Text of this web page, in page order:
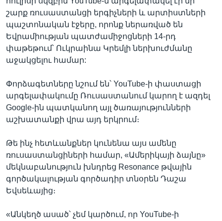
շարք ռուսաստանցի երգիչների և արտիստների
պաշտոնական էջերը, որոնք ներառված են
Եվրամիության պատժամիջոցների 14-րդ
փաթեթում՝ Ուկրաինա Կրեմլի ներխուժմանը
աջակցելու համար:
Փորձագետները նշում են՝ YouTube-ի փաստացի
արգելափակումը Ռուսաստանում կարող է ազդել
Google-ին պատկանող այլ ծառայությունների
աշխատանքի վրա այդ երկրում։
Թե ինչ հետևանքներ կունենա այս ամենը
ռուսաստանցիների համար, «Ամերիկայի ձայնը»
մեկնաբանություն խնդրեց Resonance թվային
գործակալության գործադիր տնօրեն Դաշա
Եվսեևայից։
«Անկեղծ ասած՝ չեմ կարծում, որ YouTube-ի